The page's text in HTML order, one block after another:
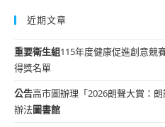
近期文章
重要衛生組115年度健康促進創意競
得獎名單
公告高市圖辦理「2026朗聲大賞：
辦法圖書館